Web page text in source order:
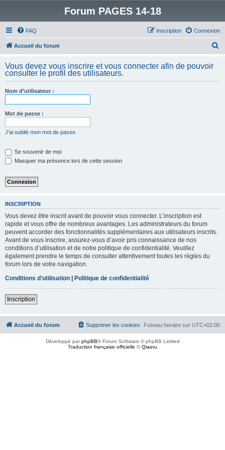
Forum PAGES 14-18
FAQ Connexion
Inscription
Accueil du forum
h
Vous devez vous inscrire et vous connecter afin de pouvoir
consulter le profil des utilisateurs.
Nom d’utilisateur :
Mot de passe :
J’ai oublié mon mot de passe
Se souvenir de moi
Masquer ma présence lors de cette session
INSCRIPTION
Vous devez être inscrit avant de pouvoir vous connecter. L’inscription est
rapide et vous offre de nombreux avantages. Les administrateurs du forum
peuvent accorder des fonctionnalités supplémentaires aux utilisateurs inscrits.
Avant de vous inscrire, assurez-vous d’avoir pris connaissance de nos
conditions d’utilisation et de notre politique de confidentialité. Veuillez
également prendre le temps de consulter attentivement toutes les règles du
forum lors de votre navigation.
Conditions d’utilisation | Politique de confidentialité
Inscription
Accueil du forum Fuseau horaire sur UTC+02:00
Supprimer les cookies
Développé parphpBB® Forum Software © phpBB Limited
Traduction française officielle ©Qiaeru